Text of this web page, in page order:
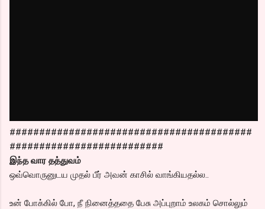
#########################################
##########################
இந்த வார தத்துவம்
ஒவ்வொருனுடய முதல் பீர் அவன் காசில் வாங்கியதல்ல..
உன் போக்கில் போ, நீ நினைத்ததை பேசு அப்புறாம் உலகம் சொல்லும்